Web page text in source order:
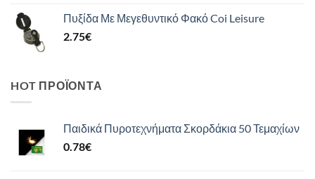
Πυξίδα Με Μεγεθυντικό Φακό Coi Leisure
2.75€
HOT ΠΡΟΪΌΝΤΑ
Παιδικά Πυροτεχνήματα Σκορδάκια 50 Τεμαχίων
0.78€